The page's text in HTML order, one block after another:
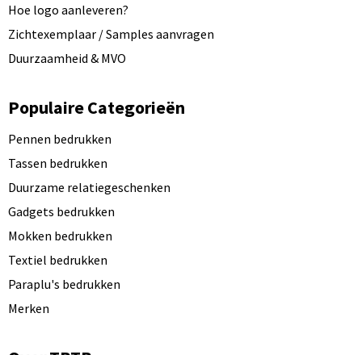
Hoe logo aanleveren?
Zichtexemplaar / Samples aanvragen
Duurzaamheid & MVO
Populaire Categorieën
Pennen bedrukken
Tassen bedrukken
Duurzame relatiegeschenken
Gadgets bedrukken
Mokken bedrukken
Textiel bedrukken
Paraplu's bedrukken
Merken